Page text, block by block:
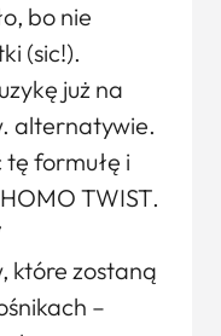
bo nie
(sic!).
już na
alternatywie.
tę formułę i
TWIST.
które zostaną
–